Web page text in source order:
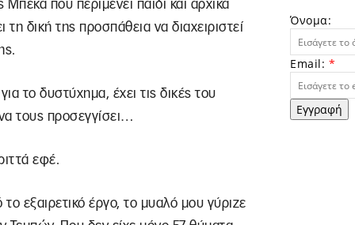
που περιμένει παιδί και αρχικά
δική της προσπάθεια να διαχειριστεί
το δυστύχημα, έχει τις δικές του
τους προσεγγίσει…
εφέ.
εξαιρετικό έργο, το μυαλό μου γύριζε
Όνομα:
Email: *
Εγγραφή